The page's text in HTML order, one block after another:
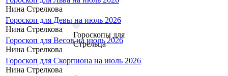
Гороскопы для
Стрельца
Нина Стрелкова
Гороскоп для Девы на июль 2026
Нина Стрелкова
Гороскоп для Весов на июль 2026
Нина Стрелкова
Гороскоп для Скорпиона на июль 2026
Нина Стрелкова